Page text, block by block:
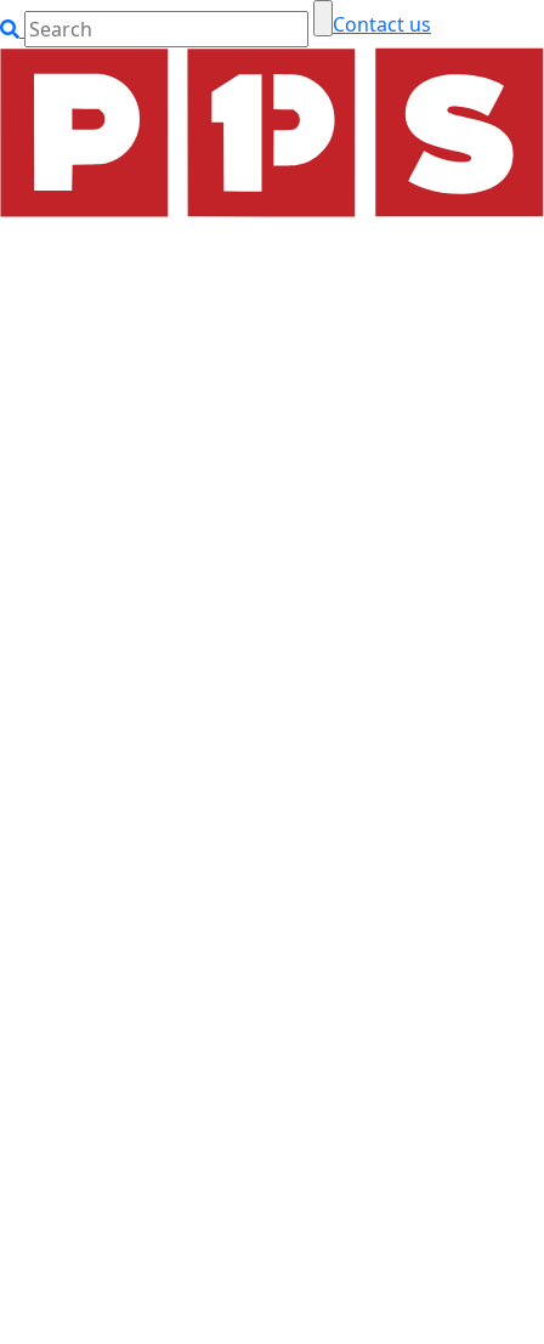
Contact us